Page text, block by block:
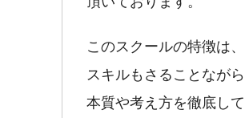
このスクールの特徴は
スキルもさることながら
本質や考え方を徹底して